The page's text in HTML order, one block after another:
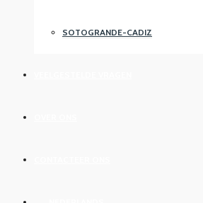
SOTOGRANDE-CADIZ